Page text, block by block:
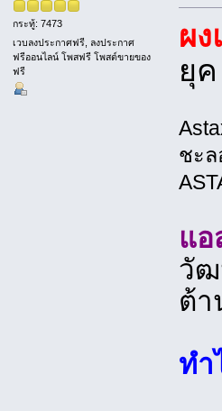
กระทู้: 7473
เวบลงประกาศฟรี, ลงประกาศ
ฟรีออนไลน์ โพสฟรี โพสต์ขายของ
ฟรี
ผ
ยุ
ชะล
แ
วัฒ
ต้า
ทำ